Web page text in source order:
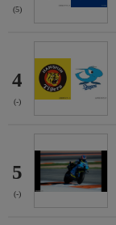
(5)
4
(-)
5
(-)